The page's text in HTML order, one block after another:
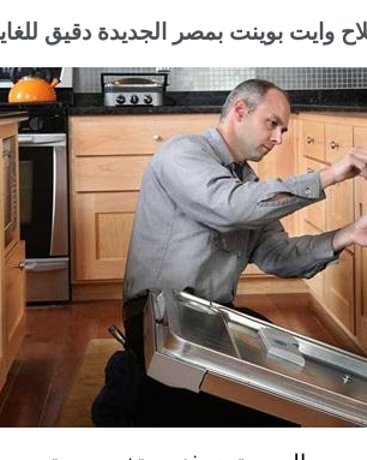
وايت بوينت بمصر الجديدة دقيق